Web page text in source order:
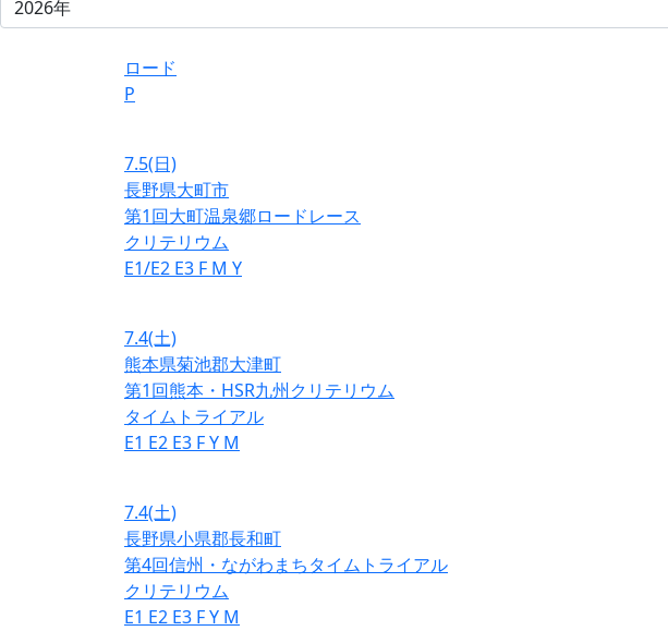
ロード
P
7.5(日)
長野県大町市
第1回大町温泉郷ロードレース
クリテリウム
E1/E2 E3 F M Y
7.4(土)
熊本県菊池郡大津町
第1回熊本・HSR九州クリテリウム
タイムトライアル
E1 E2 E3 FY M
7.4(土)
長野県小県郡長和町
第4回信州・ながわまちタイムトライアル
クリテリウム
E1 E2 E3 FY M